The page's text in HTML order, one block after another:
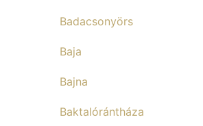
Badacsonyörs
Baja
Bajna
Baktalórántháza